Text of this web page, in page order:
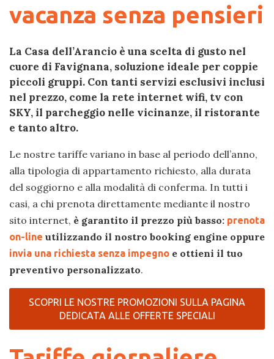
vacanza senza pensieri
La Casa dell’Arancio è una scelta di gusto nel
cuore di Favignana, soluzione ideale per coppie
piccoli gruppi. Con tanti servizi esclusivi inclusi
nel prezzo, come la rete internet wifi, tv con
SKY, il parcheggio nelle vicinanze, il ristorante
e tanto altro.
Le nostre tariffe variano in base al periodo dell’anno,
alla tipologia di appartamento richiesto, alla durata
del soggiorno e alla modalità di conferma. In tutti i
casi, a chi prenota direttamente mediante il nostro
sito internet, è garantito il prezzo più basso: prenota
on-line utilizzando il nostro booking engine oppure
invia una richiesta senza impegno e ottieni il tuo
preventivo personalizzato.
SCOPRI LE NOSTRE PROMOZIONI SULLA PAGINA
DEDICATA ALLE OFFERTE SPECIALI